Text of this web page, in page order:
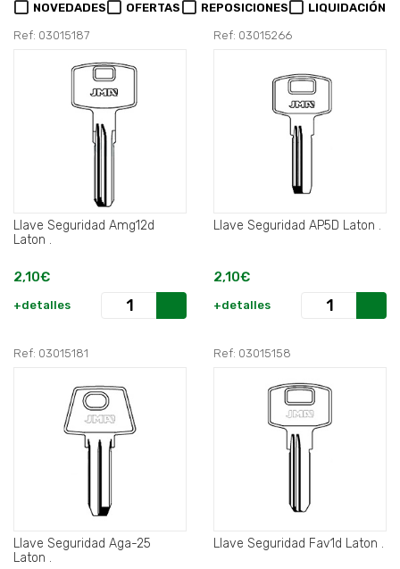
NOVEDADES OFERTAS REPOSICIONES LIQUIDACIÓN
Ref: 03015187
Llave Seguridad Amg12d
Laton .
2,10€
+detalles
Ref: 03015266
Llave Seguridad AP5D Laton .
2,10€
+detalles
Ref: 03015181
Llave Seguridad Aga-25
Laton .
Ref: 03015158
Llave Seguridad Fav1d Laton .